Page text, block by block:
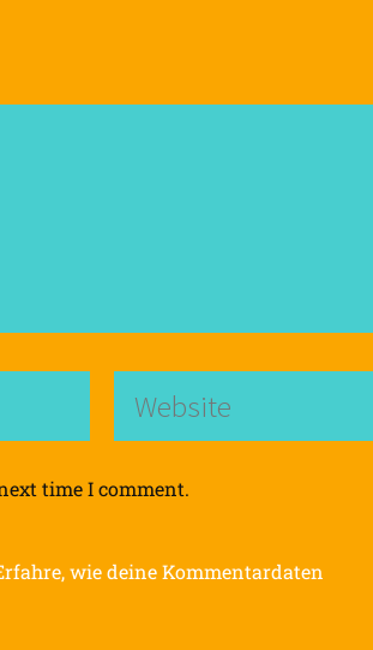
time I comment.
wie deine Kommentardaten